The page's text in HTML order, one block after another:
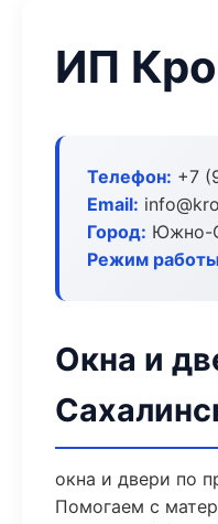
ИП
Телефон: +7
Email:
Город: Южно-
Режим
Окна и
окна и двери по
Помогаем с